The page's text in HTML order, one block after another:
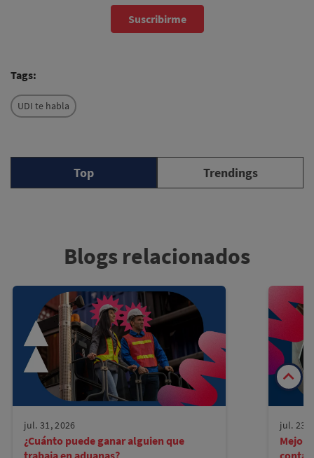
Suscribirme
Tags:
UDI te habla
Top Trendings
Blogs relacionados
jul. 31, 2026
¿Cuánto puede ganar alguien que
jul. 23,